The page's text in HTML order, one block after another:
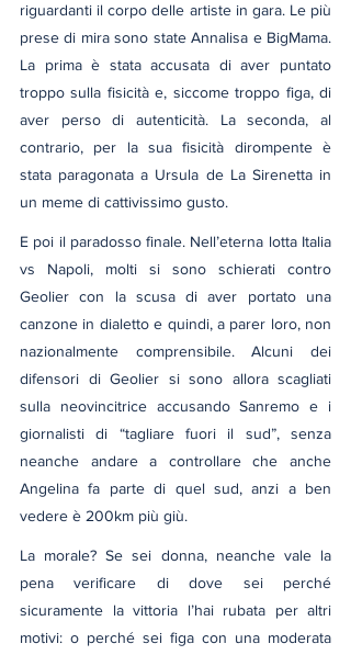
riguardanti il corpo delle artiste in gara. Le più
prese di mira sono state Annalisa e BigMama.
La prima è stata accusata di aver puntato
troppo sulla fisicità e, siccome troppo figa, di
aver perso di autenticità. La seconda, al
contrario, per la sua fisicità dirompente è
stata paragonata a Ursula de La Sirenetta in
un meme di cattivissimo gusto.
E poi il paradosso finale. Nell’eterna lotta Italia
vs Napoli, molti si sono schierati contro
Geolier con la scusa di aver portato una
canzone in dialetto e quindi, a parer loro, non
nazionalmente comprensibile. Alcuni dei
difensori di Geolier si sono allora scagliati
sulla neovincitrice accusando Sanremo e i
giornalisti di “tagliare fuori il sud”, senza
neanche andare a controllare che anche
Angelina fa parte di quel sud, anzi a ben
vedere è 200km più giù.
La morale? Se sei donna, neanche vale la
pena verificare di dove sei perché
sicuramente la vittoria l’hai rubata per altri
motivi: o perché sei figa con una moderata